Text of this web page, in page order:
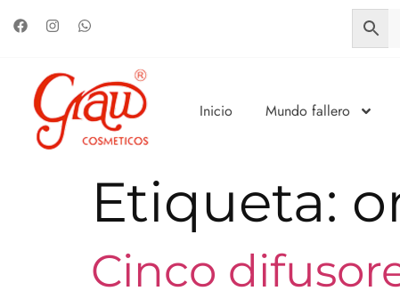
Inicio Mundo fallero
Etiqueta:
Cinco